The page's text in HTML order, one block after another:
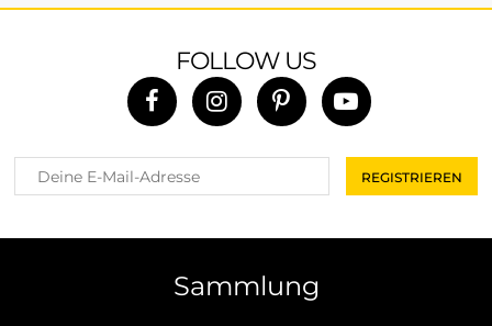
FOLLOW US
Sammlung